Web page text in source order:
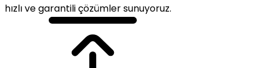
hızlı ve garantili çözümler sunuyoruz.